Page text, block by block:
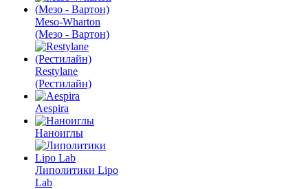
Meso-Wharton
(Мезо - Вартон)
Restylane
(Рестилайн)
Aespira
Наноиглы
Липолитики Lipo
Lab